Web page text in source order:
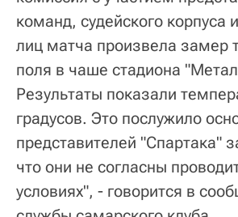
команд, судейского корпуса
лиц матча произвела замер
поля в чаше стадиона
Результаты показали
градусов. Это послужило
представителей "Спартака"
что они не согласны
условиях", - говорится в